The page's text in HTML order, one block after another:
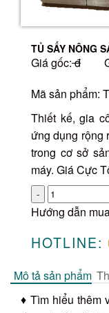
TỦ SẤY NÔNG
Giá gốc:đ
Mã sản phẩm:
Thiết kế, gia
ứng dụng rộng
trong cơ sở
máy. Giá Cực
Số
lượng
Hướng dẫn
HOTLINE:
Mô tả sản phẩm
♦ Tìm hiểu thêm